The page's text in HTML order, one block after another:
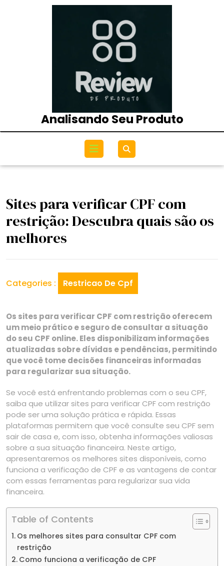
Analisando Seu Produto
Open
Menu
Sites para verificar CPF com
restrição: Descubra quais são os
melhores
Categories : Restricao De Cpf
Os sites para verificar CPF com restrição oferecem
um meio prático e seguro de consultar a situação
do seu CPF online. Eles disponibilizam informações
atualizadas sobre dívidas e pendências, permitindo
que você tome decisões financeiras informadas
para regularizar sua situação.
Se você está enfrentando problemas com o seu CPF,
saiba que utilizar sites para verificar CPF com restrição
pode ser uma solução prática e rápida. Essas
plataformas permitem que você consulte seu CPF sem
sair de casa e, com isso, obtenha informações valiosas
sobre a sua situação financeira. Neste artigo,
apresentaremos os melhores sites disponíveis, como
funciona a verificação de CPF e as vantagens de contar
com essas ferramentas para regularizar sua vida
financeira.
Table of Contents
Os melhores sites para consultar CPF com
restrição
Como funciona a verificação de CPF